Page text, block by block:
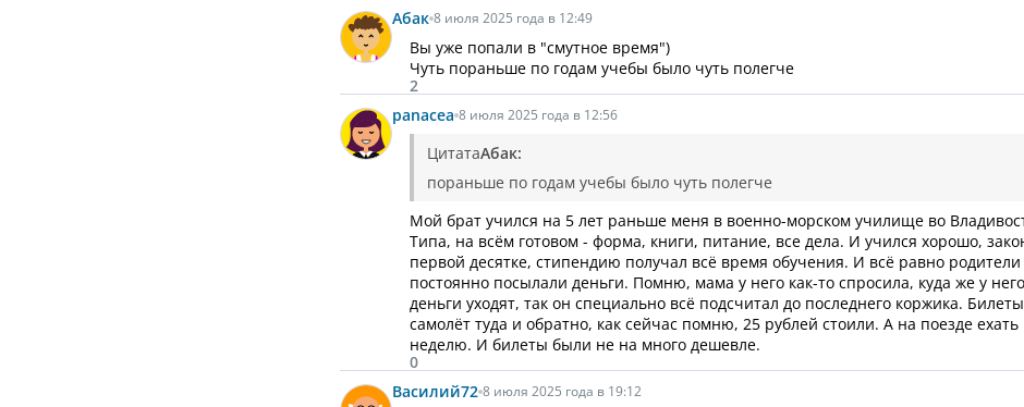
Абак 8 июля 2025 года в 12:49
Вы уже попали в "смутное время")
Чуть пораньше по годам учебы было чуть полегче
2
panacea 8 июля 2025 года в 12:56
ЦитатаАбак:
пораньше по годам учебы было чуть полегче
Мой брат учился на 5 лет раньше меня в военно-морском училище во
Типа, на всём готовом - форма, книги, питание, все дела. И учился хорошо,
первой десятке, стипендию получал всё время обучения. И всё равно
постоянно посылали деньги. Помню, мама у него как-то спросила, куда же у него
деньги уходят, так он специально всё подсчитал до последнего коржика.
самолёт туда и обратно, как сейчас помню, 25 рублей стоили. А на поезде
неделю. И билеты были не на много дешевле.
0
Василий72 8 июля 2025 года в 19:12